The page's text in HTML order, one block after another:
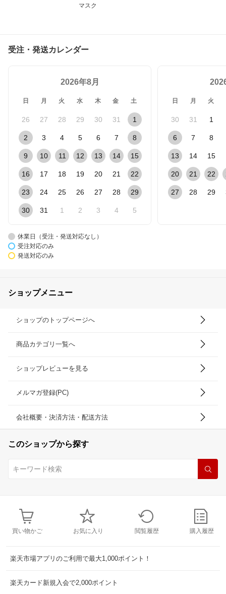
マスク
受注・発送カレンダー
2026年8月
日 月 火 水 木 金 土
26 27 28 29 30 31 1
2 3 4 5 6 7 8
9 10 11 12 13 14 15
16 17 18 19 20 21 22
23 24 25 26 27 28 29
30 31 1 2 3 4 5
日 月 火
30 31 1
6 7 8
13 14 15
20 21 22
27 28 29
休業日（受注・発送対応なし）
受注対応のみ
発送対応のみ
ショップメニュー
ショップのトップページへ
商品カテゴリ一覧へ
ショップレビューを見る
メルマガ登録(PC)
会社概要・決済方法・配送方法
このショップから探す
買い物かご お気に入り 閲覧履歴 購入履歴
楽天市場アプリのご利用で最大1,000ポイント！
楽天カード新規入会で2,000ポイント